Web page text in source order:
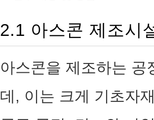
2.1 아스콘 제조시
아스콘을 제조하는 공
데, 이는 크게 기초자